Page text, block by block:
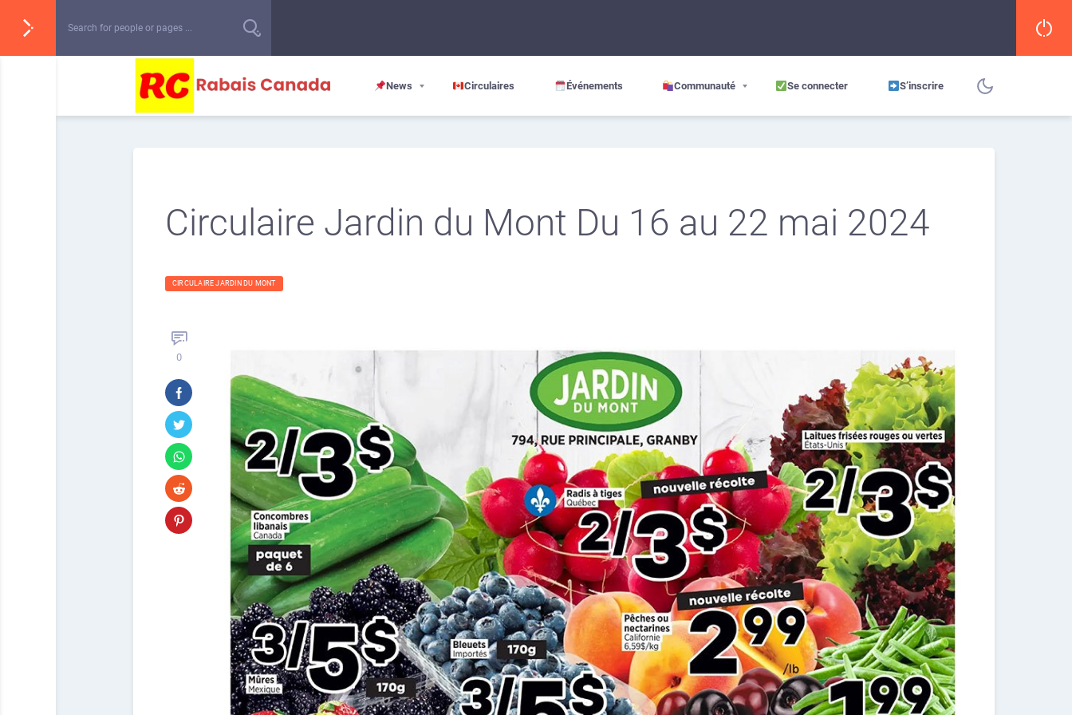
News Circulaires Événements Communauté Se connecter S’inscrire
Circulaire Jardin du Mont Du 16 au 22 mai 2024
CIRCULAIRE JARDIN DU MONT
0